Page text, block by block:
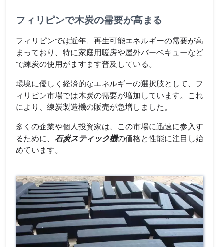
フィリピンで木炭の需要が高まる
フィリピンでは近年、再生可能エネルギーの需要が高
まっており、特に家庭用暖房や屋外バーベキューなど
で練炭の使用がますます普及している。
環境に優しく経済的なエネルギーの選択肢として、フ
ィリピン市場では木炭の需要が増加しています。これ
により、練炭製造機の販売が急増しました。
多くの企業や個人投資家は、この市場に迅速に参入す
るために、 石炭スティック機の価格と性能に注目し始
めています。